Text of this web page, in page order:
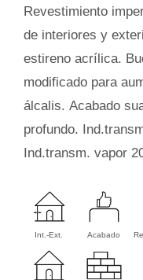
Revestimiento
deinteriores y
estireno acrílica.
modificado para
álcalis. Acabado
profundo.
Ind.transm. vapor
Int.-Ext. Acabado